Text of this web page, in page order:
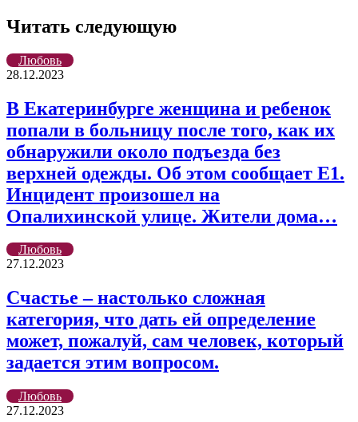
Читать следующую
Любовь
28.12.2023
В Екатеринбурге женщина и ребенок
попали в больницу после того, как их
обнаружили около подъезда без
верхней одежды. Об этом сообщает Е1.
Инцидент произошел на
Опалихинской улице. Жители дома…
Любовь
27.12.2023
Счастье – настолько сложная
категория, что дать ей определение
может, пожалуй, сам человек, который
задается этим вопросом.
Любовь
27.12.2023